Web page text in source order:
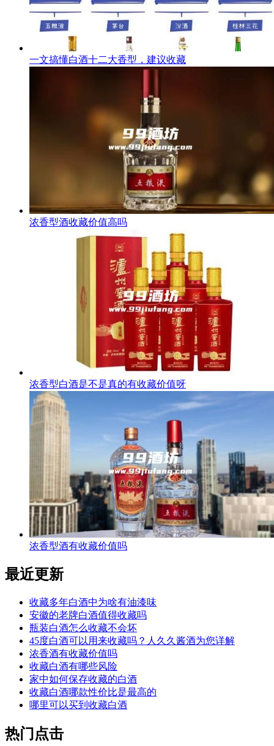
一文搞懂白酒十二大香型，建议收藏
浓香型酒收藏价值高吗
浓香型白酒是不是真的有收藏价值呀
浓香型酒有收藏价值吗
最近更新
收藏多年白酒中为啥有油漆味
安徽的老牌白酒值得收藏吗
瓶装白酒怎么收藏不会坏
45度白酒可以用来收藏吗？人久久酱酒为您详解
浓香酒有收藏价值吗
收藏白酒有哪些风险
家中如何保存收藏的白酒
收藏白酒哪款性价比是最高的
哪里可以买到收藏白酒
热门点击